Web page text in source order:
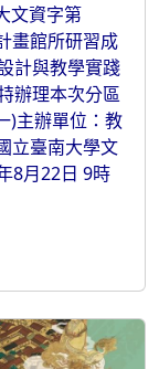
文資字第
畫館所研習成
計與教學實踐
辦理本次分區
)主辦單位：教
立臺南大學文
8月22日 9時